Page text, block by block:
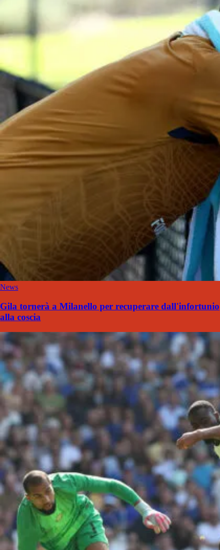
News
Gila tornerà a Milanello per recuperare dall'infortunio
alla coscia